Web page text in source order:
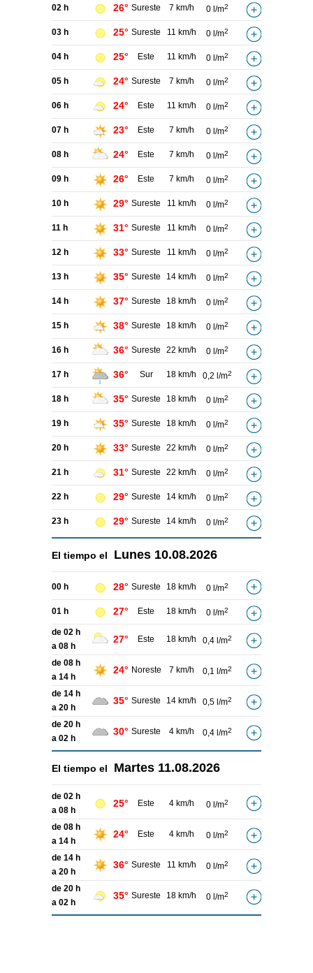
02 h 26° Sureste 7 km/h 0 l/m2
03 h 25° Sureste 11 km/h 0 l/m2
04 h 25° Este 11 km/h 0 l/m2
05 h 24° Sureste 7 km/h 0 l/m2
06 h 24° Este 11 km/h 0 l/m2
07 h 23° Este 7 km/h 0 l/m2
08 h 24° Este 7 km/h 0 l/m2
09 h 26° Este 7 km/h 0 l/m2
10 h 29° Sureste 11 km/h 0 l/m2
11 h 31° Sureste 11 km/h 0 l/m2
12 h 33° Sureste 11 km/h 0 l/m2
13 h 35° Sureste 14 km/h 0 l/m2
14 h 37° Sureste 18 km/h 0 l/m2
15 h 38° Sureste 18 km/h 0 l/m2
16 h 36° Sureste 22 km/h 0 l/m2
17 h 36° Sur 18 km/h 0,2 l/m2
18 h 35° Sureste 18 km/h 0 l/m2
19 h 35° Sureste 18 km/h 0 l/m2
20 h 33° Sureste 22 km/h 0 l/m2
21 h 31° Sureste 22 km/h 0 l/m2
22 h 29° Sureste 14 km/h 0 l/m2
23 h 29° Sureste 14 km/h 0 l/m2
El tiempo el Lunes 10.08.2026
00 h 28° Sureste 18 km/h 0 l/m2
01 h 27° Este 18 km/h 0 l/m2
de 02 h
a 08 h
27° Este 18 km/h 0,4 l/m2
de 08 h
a 14 h
24° Noreste 7 km/h 0,1 l/m2
de 14 h
a 20 h
35° Sureste 14 km/h 0,5 l/m2
de 20 h
a 02 h
30° Sureste 4 km/h 0,4 l/m2
El tiempo el Martes 11.08.2026
de 02 h
a 08 h
25° Este 4 km/h 0 l/m2
de 08 h
a 14 h
24° Este 4 km/h 0 l/m2
de 14 h
a 20 h
36° Sureste 11 km/h 0 l/m2
de 20 h
a 02 h
35° Sureste 18 km/h 0 l/m2